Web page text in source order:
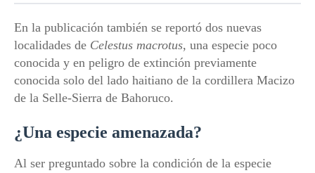
En la publicación también se reportó dos nuevas
localidades de Celestus macrotus, una especie poco
conocida y en peligro de extinción previamente
conocida solo del lado haitiano de la cordillera Macizo
de la Selle-Sierra de Bahoruco.
¿Una especie amenazada?
Al ser preguntado sobre la condición de la especie